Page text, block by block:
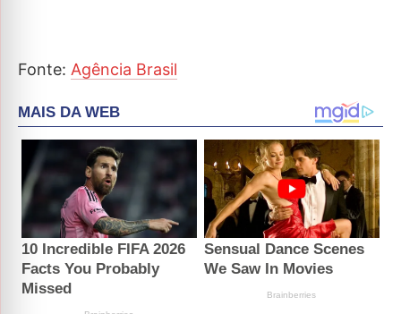
Fonte: Agência Brasil